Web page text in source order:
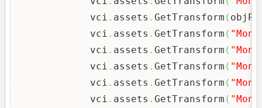
            vci
. assets . GetTransform (
            vci
. assets . GetTransform (
            vci
. assets . GetTransform (
            vci
. assets . GetTransform (
            vci
. assets . GetTransform (
            vci
. assets . GetTransform (